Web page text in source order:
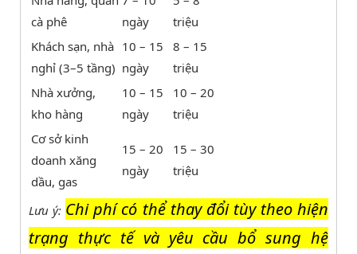
cà phê
ngày
triệu
Khách sạn, nhà
nghỉ (3–5 tầng)
10 – 15
ngày
8 – 15
triệu
Nhà xưởng,
kho hàng
10 – 15
ngày
10 – 20
triệu
Cơ sở kinh
doanh xăng
dầu, gas
15 – 20
ngày
15 – 30
triệu
Lưu ý: Chi phí có thể thay đổi tùy theo hiện
trạng thực tế và yêu cầu bổ sung hệ